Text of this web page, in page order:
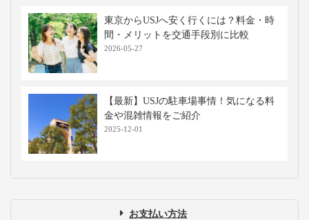
東京からUSJへ安く行くには？料金・時
間・メリットを交通手段別に比較
2026-05-27
【最新】USJの駐車場事情！気になる料
金や混雑情報をご紹介
2025-12-01
お支払い方法